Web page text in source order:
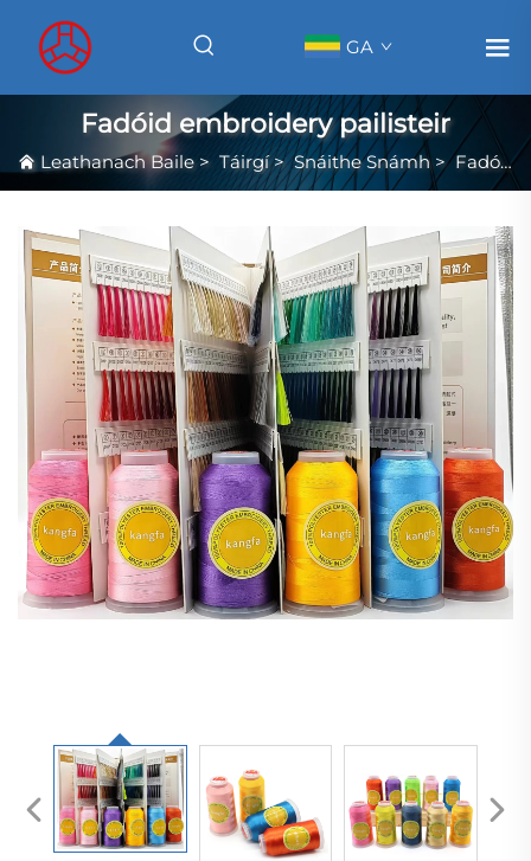
GA
Fadóid embroidery pailisteir
Leathanach Baile> Táirgí>Snáithe Snámh>Fadóid embroidery pailisteir